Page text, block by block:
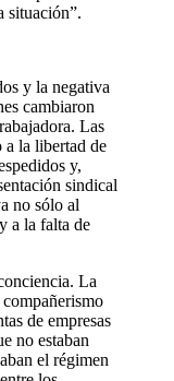
situación”.
y la negativa
cambiaron
Las
a la libertad de
y,
sindical
no sólo al
a la falta de
La
de empresas
no estaban
el régimen